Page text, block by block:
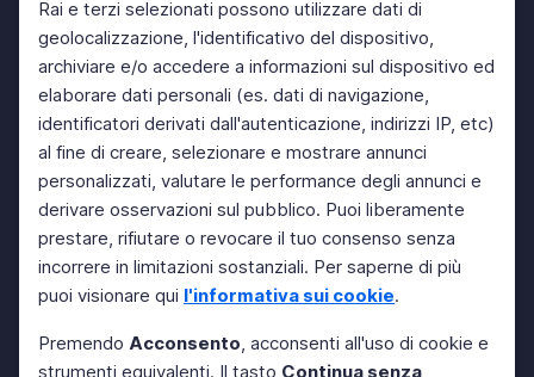
Rai e terzi selezionati possono utilizzare dati di
geolocalizzazione, l'identificativo del dispositivo,
archiviare e/o accedere a informazioni sul dispositivo ed
elaborare dati personali (es. dati di navigazione,
identificatori derivati dall'autenticazione, indirizzi IP, etc)
al fine di creare, selezionare e mostrare annunci
personalizzati, valutare le performance degli annunci e
derivare osservazioni sul pubblico. Puoi liberamente
prestare, rifiutare o revocare il tuo consenso senza
incorrere in limitazioni sostanziali. Per saperne di più
puoi visionare qui l'informativa sui cookie.
Premendo Acconsento, acconsenti all'uso di cookie e
strumenti equivalenti. Il tasto Continua senza